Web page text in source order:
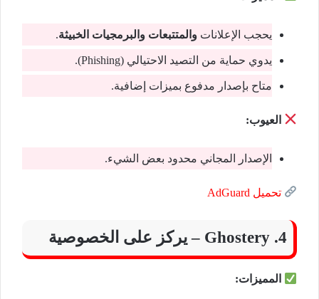
يحجب الإعلانات والمتتبعات والبرمجيات الخبيثة.
يدوي حماية من التصيد الاحتيالي (Phishing).
متاح بإصدار مدفوع بميزات إضافية.
العيوب:
الإصدار المجاني محدود بعض الشيء.
تحميل AdGuard
4. Ghostery – يركز على الخصوصية
المميزات: